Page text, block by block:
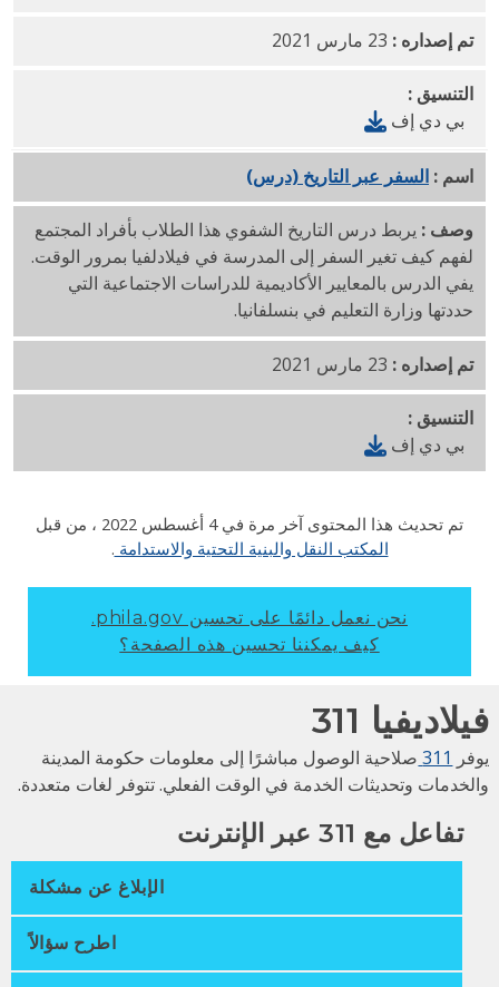
تم إصداره :23 مارس 2021
التنسيق :
بي دي إف
اسم :السفر عبر التاريخ (درس)PDF
وصف :يربط درس التاريخ الشفوي هذا الطلاب بأفراد المجتمع
لفهم كيف تغير السفر إلى المدرسة في فيلادلفيا بمرور الوقت.
يفي الدرس بالمعايير الأكاديمية للدراسات الاجتماعية التي
حددتها وزارة التعليم في بنسلفانيا.
تم إصداره :23 مارس 2021
التنسيق :
بي دي إف
تم تحديث هذا المحتوى آخر مرة في4 أغسطس 2022
، من قبل
المكتب النقل والبنية التحتية والاستدامة.
نحن نعمل دائمًا على تحسين phila.gov.
كيف يمكننا تحسين هذه الصفحة؟
311
311 صلاحية الوصول مباشرًا إلى معلومات حكومة المدينة
وتحديثات الخدمة في الوقت الفعلي. تتوفر لغات متعددة.
تفاعل مع 311 عبر الإنترنت
الإبلاغ عن مشكلة
اطرح سؤالاً